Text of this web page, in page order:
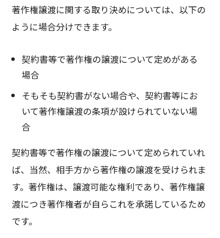
著作権譲渡に関する取り決めについては、以下の
ように場合分けできます。
契約書等で著作権の譲渡について定めがある
場合
そもそも契約書がない場合や、契約書等にお
いて著作権譲渡の条項が設けられていない場
合
契約書等で著作権の譲渡について定められていれ
ば、当然、相手方から著作権の譲渡を受けられま
す。著作権は、譲渡可能な権利であり、著作権譲
渡につき著作権者が自らこれを承諾しているため
です。